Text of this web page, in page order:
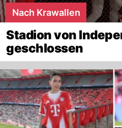
Nach Krawallen
Stadion von
geschlossen